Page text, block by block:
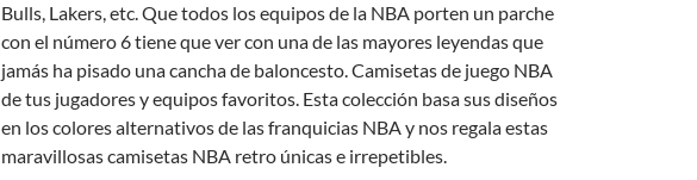
Bulls, Lakers, etc. Que todos los equipos de la NBA porten un parche
con el número 6 tiene que ver con una de las mayores leyendas que
jamás ha pisado una cancha de baloncesto. Camisetas de juego NBA
de tus jugadores y equipos favoritos. Esta colección basa sus diseños
en los colores alternativos de las franquicias NBA y nos regala estas
maravillosas camisetas NBA retro únicas e irrepetibles.